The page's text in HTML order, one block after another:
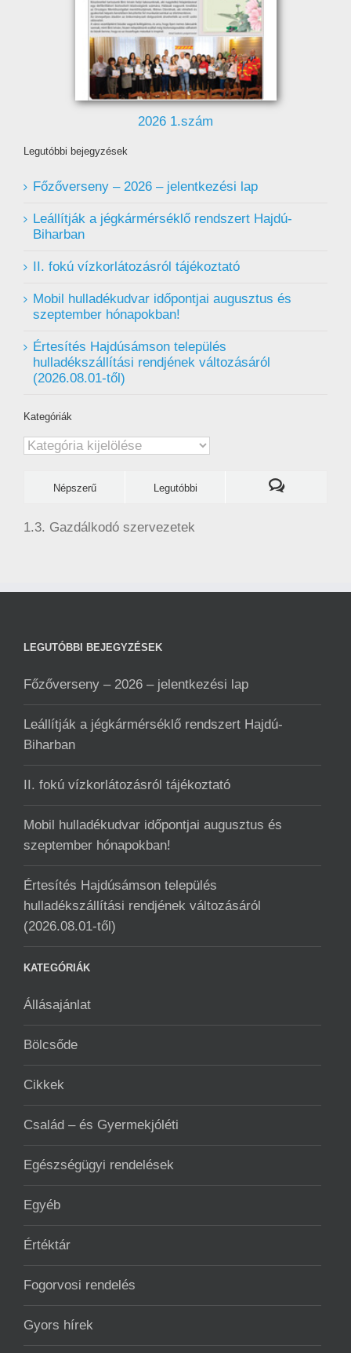
2026 1.szám
Legutóbbi bejegyzések
Főzőverseny – 2026 – jelentkezési lap
Leállítják a jégkármérséklő rendszert Hajdú-
Biharban
II. fokú vízkorlátozásról tájékoztató
Mobil hulladékudvar ️időpontjai augusztus és
szeptember hónapokban!
Értesítés Hajdúsámson település
hulladékszállítási rendjének változásáról
(2026.08.01-től)
Kategóriák
Kategóriák
Népszerű Legutóbbi
1.3. Gazdálkodó szervezetek
LEGUTÓBBI BEJEGYZÉSEK
Főzőverseny – 2026 – jelentkezési lap
Leállítják a jégkármérséklő rendszert Hajdú-
Biharban
II. fokú vízkorlátozásról tájékoztató
Mobil hulladékudvar ️időpontjai augusztus és
szeptember hónapokban!
Értesítés Hajdúsámson település
hulladékszállítási rendjének változásáról
(2026.08.01-től)
KATEGÓRIÁK
Állásajánlat
Bölcsőde
Cikkek
Család – és Gyermekjóléti
Egészségügyi rendelések
Egyéb
Értéktár
Fogorvosi rendelés
Gyors hírek